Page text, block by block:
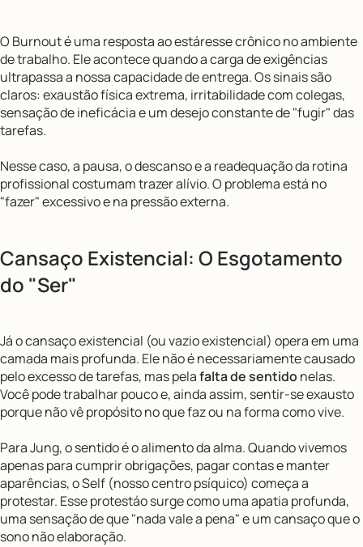
O Burnout é uma resposta ao estáresse crônico no ambiente
de trabalho. Ele acontece quando a carga de exigências
ultrapassa a nossa capacidade de entrega. Os sinais são
claros: exaustão física extrema, irritabilidade com colegas,
sensação de ineficácia e um desejo constante de "fugir" das
tarefas.
Nesse caso, a pausa, o descanso e a readequação da rotina
profissional costumam trazer alívio. O problema está no
"fazer" excessivo e na pressão externa.
Cansaço Existencial: O Esgotamento
do "Ser"
Já o cansaço existencial (ou vazio existencial) opera em uma
camada mais profunda. Ele não é necessariamente causado
pelo excesso de tarefas, mas pelafalta de sentido nelas.
Você pode trabalhar pouco e, ainda assim, sentir-se exausto
porque não vê propósito no que faz ou na forma como vive.
Para Jung, o sentido é o alimento da alma. Quando vivemos
apenas para cumprir obrigações, pagar contas e manter
aparências, o Self (nosso centro psíquico) começa a
protestar. Esse protestáo surge como uma apatia profunda,
uma sensação de que "nada vale a pena" e um cansaço que o
sono não elaboração.